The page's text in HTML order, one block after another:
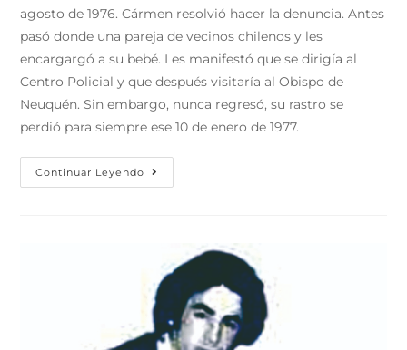
agosto de 1976. Cármen resolvió hacer la denuncia. Antes
pasó donde una pareja de vecinos chilenos y les
encargargó a su bebé. Les manifestó que se dirigía al
Centro Policial y que después visitaría al Obispo de
Neuquén. Sin embargo, nunca regresó, su rastro se
perdió para siempre ese 10 de enero de 1977.
Continuar Leyendo